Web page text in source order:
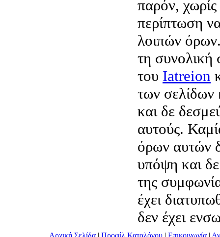
παρόν,
περίπτωση
λοιπών
τη συνολική
του Iatreion
των σελίδων
και δε
αυτούς.
όρων αυτών
υπόψη και
της
έχει
δεν έχει
Αρχική Σελίδα | Προφίλ Καταλόγου | Επικοινωνία |